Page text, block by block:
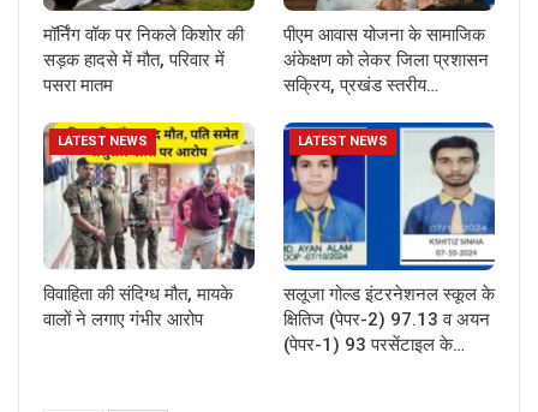
मॉर्निंग वॉक पर निकले किशोर की
सड़क हादसे में मौत, परिवार में
पसरा मातम
पीएम आवास योजना के सामाजिक
अंकेक्षण को लेकर जिला प्रशासन
सक्रिय, प्रखंड स्तरीय…
LATEST NEWS
विवाहिता की संदिग्ध मौत, मायके
वालों ने लगाए गंभीर आरोप
LATEST NEWS
सलूजा गोल्ड इंटरनेशनल स्कूल के
क्षितिज (पेपर-2) 97.13 व अयन
(पेपर-1) 93 परसेंटाइल के…